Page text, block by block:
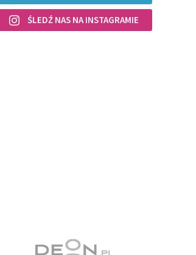
ŚLEDŹ NAS NA INSTAGRAMIE